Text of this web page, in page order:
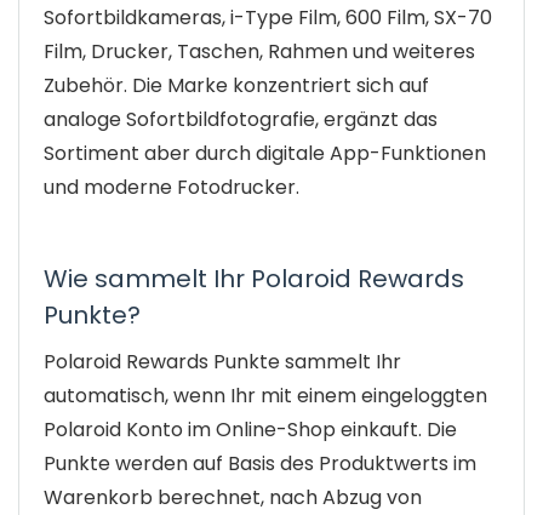
Sofortbildkameras, i-Type Film, 600 Film, SX-70
Film, Drucker, Taschen, Rahmen und weiteres
Zubehör. Die Marke konzentriert sich auf
analoge Sofortbildfotografie, ergänzt das
Sortiment aber durch digitale App-Funktionen
und moderne Fotodrucker.
Wie sammelt Ihr Polaroid Rewards
Punkte?
Polaroid Rewards Punkte sammelt Ihr
automatisch, wenn Ihr mit einem eingeloggten
Polaroid Konto im Online-Shop einkauft. Die
Punkte werden auf Basis des Produktwerts im
Warenkorb berechnet, nach Abzug von